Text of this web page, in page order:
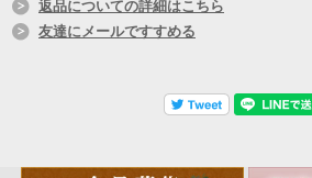
返品についての詳細はこちら
友達にメールですすめる